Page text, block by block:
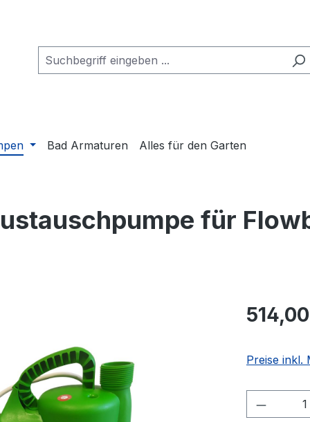
Bad Armaturen Alles für den Garten
für
Regulärer
Preise inkl.